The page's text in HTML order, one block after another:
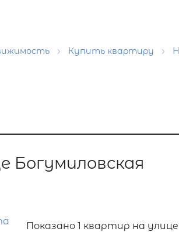
Купить квартиру
Богумиловская
Показано1 квартир на